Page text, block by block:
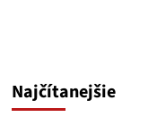
Najčítanejšie